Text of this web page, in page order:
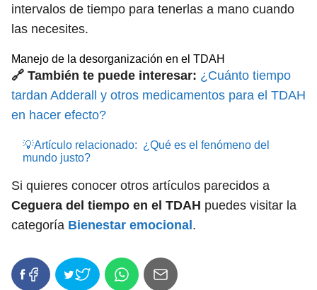
intervalos de tiempo para tenerlas a mano cuando
las necesites.
Manejo de la desorganización en el TDAH
🔗 También te puede interesar: ¿Cuánto tiempo
tardan Adderall y otros medicamentos para el TDAH
en hacer efecto?
💡Artículo relacionado: ¿Qué es el fenómeno del
mundo justo?
Si quieres conocer otros artículos parecidos a
Ceguera del tiempo en el TDAH puedes visitar la
categoría Bienestar emocional .